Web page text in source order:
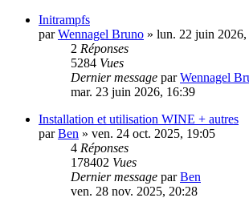
Initrampfs
parWennagel Bruno » lun. 22 juin 2026,
2 Réponses
5284 Vues
Dernier message parWennagel
mar. 23 juin 2026, 16:39
Installation et utilisation WINE + autres
parBen » ven. 24 oct. 2025, 19:05
4 Réponses
178402 Vues
Dernier message parBen
ven. 28 nov. 2025, 20:28